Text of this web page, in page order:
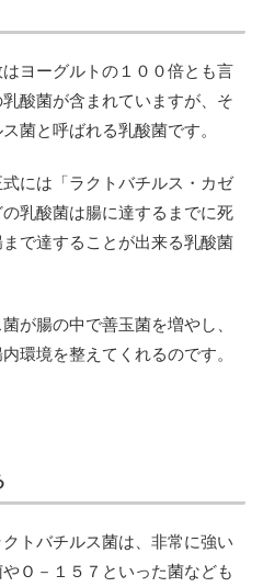
ヨーグルトの１００倍とも言
酸菌が含まれていますが、そ
菌と呼ばれる乳酸菌です。
には「ラクトバチルス・カゼ
乳酸菌は腸に達するまでに死
で達することが出来る乳酸菌
が腸の中で善玉菌を増やし、
環境を整えてくれるのです。
トバチルス菌は、非常に強い
Ｏ－１５７といった菌なども